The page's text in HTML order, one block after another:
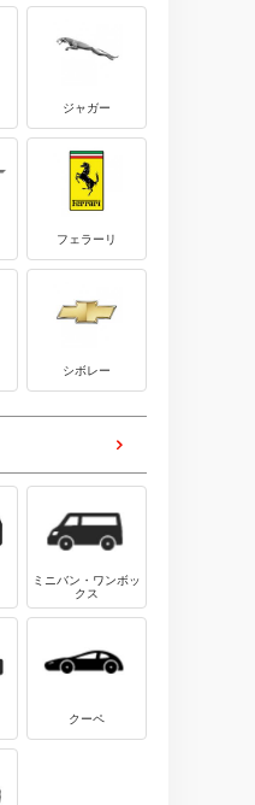
ジャガー
フェラーリ
シボレー
ミニバン・ワンボッ
クス
クーペ